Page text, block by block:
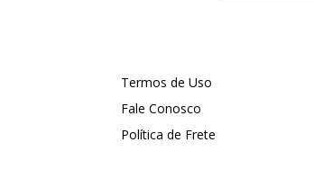
Termos de Uso
Fale Conosco
Política de Frete